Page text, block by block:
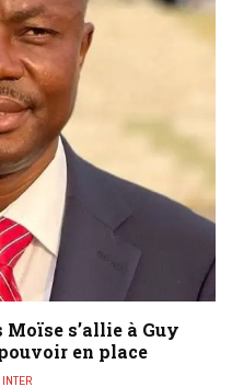
Moïse s’allie à Guy
en place